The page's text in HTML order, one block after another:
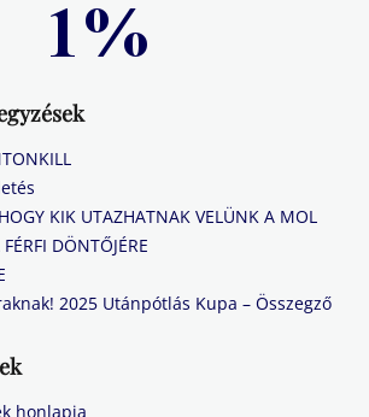
KIK UTAZHATNAK VELÜNK A MOL
DÖNTŐJÉRE
2025 Utánpótlás Kupa – Összegző
honlapja